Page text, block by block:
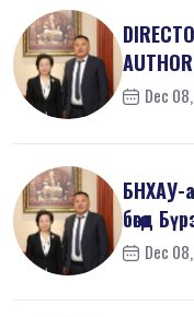
Dec
БНХАУ-
бөгөөд
Dec